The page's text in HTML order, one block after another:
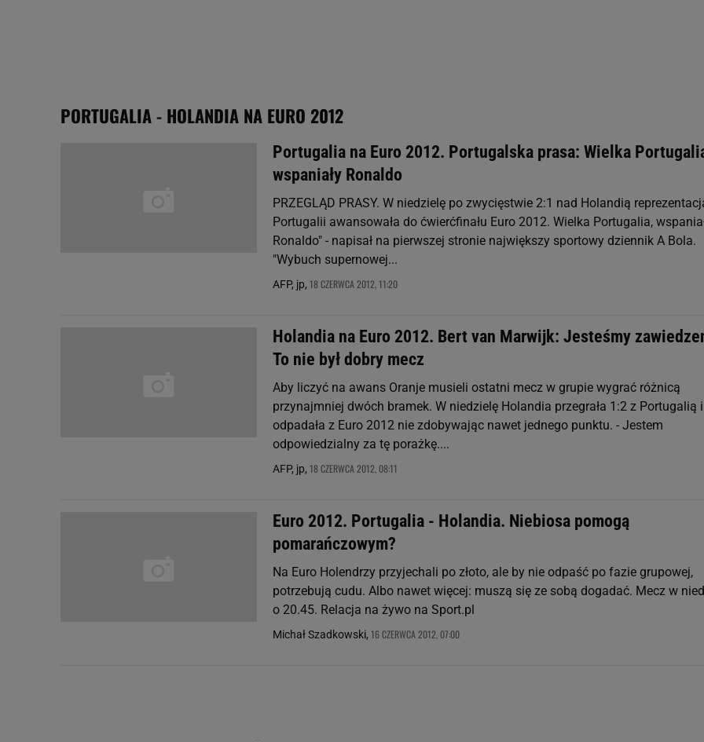
PORTUGALIA - HOLANDIA NA EURO 2012
Portugalia na Euro 2012. Portugalska prasa: Wielka
wspaniały Ronaldo
PRZEGLĄD PRASY. W niedzielę po zwycięstwie 2:1 nad Holandią
Portugalii awansowała do ćwierćfinału Euro 2012. Wielka Portugalia,
Ronaldo" - napisał na pierwszej stronie największy sportowy dziennik A Bola.
"Wybuch supernowej...
AFP, jp, 18 CZERWCA 2012, 11:20
Holandia na Euro 2012. Bert van Marwijk: Jesteśmy
To nie był dobry mecz
Aby liczyć na awans Oranje musieli ostatni mecz w grupie wygrać różnicą
przynajmniej dwóch bramek. W niedzielę Holandia przegrała 1:2 z Portugalią i
odpadała z Euro 2012 nie zdobywając nawet jednego punktu. - Jestem
odpowiedzialny za tę porażkę....
AFP, jp, 18 CZERWCA 2012, 08:11
Euro 2012. Portugalia - Holandia. Niebiosa pomogą
pomarańczowym?
Na Euro Holendrzy przyjechali po złoto, ale by nie odpaść po fazie grupowej,
potrzebują cudu. Albo nawet więcej: muszą się ze sobą dogadać. Mecz w
o 20.45. Relacja na żywo na Sport.pl
Michał Szadkowski, 16 CZERWCA 2012, 07:00